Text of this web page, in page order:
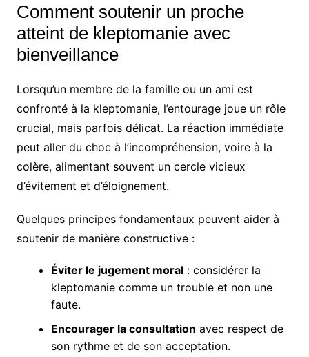
Comment soutenir un proche
atteint de kleptomanie avec
bienveillance
Lorsqu’un membre de la famille ou un ami est
confronté à la kleptomanie, l’entourage joue un rôle
crucial, mais parfois délicat. La réaction immédiate
peut aller du choc à l’incompréhension, voire à la
colère, alimentant souvent un cercle vicieux
d’évitement et d’éloignement.
Quelques principes fondamentaux peuvent aider à
soutenir de manière constructive :
Éviter le jugement moral: considérer la
kleptomanie comme un trouble et non une
faute.
Encourager la consultation avec respect de
son rythme et de son acceptation.